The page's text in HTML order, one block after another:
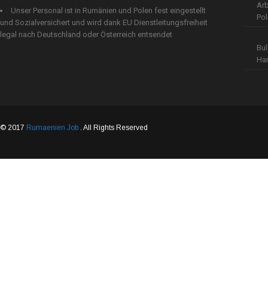
Unser Personal ist in Rumänien und Polen fest eingestellt
und Sozialversichert und wird dank EU Dienstleitungsfreiheit
legal nach Deutschland oder Österreich entsendet
© 2017 Rumaenien Job . All Rights Reserved